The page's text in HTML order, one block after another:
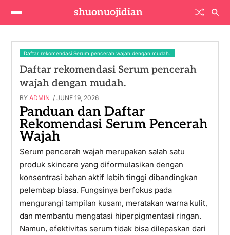
shuonuojidian
Daftar rekomendasi Serum pencerah wajah dengan mudah.
Daftar rekomendasi Serum pencerah
wajah dengan mudah.
BY ADMIN / JUNE 19, 2026
Panduan dan Daftar
Rekomendasi Serum Pencerah
Wajah
Serum pencerah wajah merupakan salah satu
produk skincare yang diformulasikan dengan
konsentrasi bahan aktif lebih tinggi dibandingkan
pelembap biasa. Fungsinya berfokus pada
mengurangi tampilan kusam, meratakan warna kulit,
dan membantu mengatasi hiperpigmentasi ringan.
Namun, efektivitas serum tidak bisa dilepaskan dari